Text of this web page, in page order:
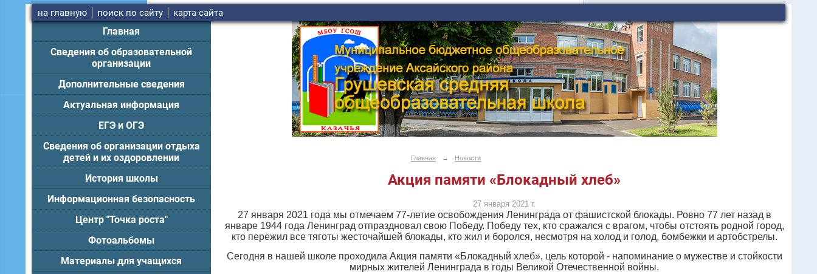
на главную поиск по сайту карта сайта
Главная
Сведения об образовательной
организации
Дополнительные сведения
Актуальная информация
ЕГЭ и ОГЭ
Сведения об организации отдыха
детей и их оздоровлении
История школы
Информационная безопасность
Центр "Точка роста"
Фотоальбомы
Материалы для учащихся
Главная → Новости
Акция памяти «Блокадный хлеб»
27 января 2021 г.
27 января 2021 года мы отмечаем 77-летие освобождения Ленинграда от фашистской блокады. Ровно 77 лет назад в
январе 1944 года Ленинград отпраздновал свою Победу. Победу тех, кто сражался с врагом, чтобы отстоять родной город,
кто пережил все тяготы жесточайшей блокады, кто жил и боролся, несмотря на холод и голод, бомбежки и артобстрелы.
Сегодня в нашей школе проходила Акция памяти «Блокадный хлеб», цель которой - напоминание о мужестве и стойкости
мирных жителей Ленинграда в годы Великой Отечественной войны.